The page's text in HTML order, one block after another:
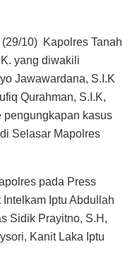
(29/10) Kapolres Tanah
yang diwakili
Jawawardana, S.I.K
Qurahman, S.I.K,
pengungkapan kasus
Selasar Mapolres
pada Press
Iptu Abdullah
Sidik Prayitno, S.H,
Kanit Laka Iptu